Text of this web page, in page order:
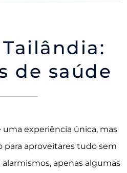
de saúde
uma experiência única, mas
aproveitares tudo sem
apenas algumas